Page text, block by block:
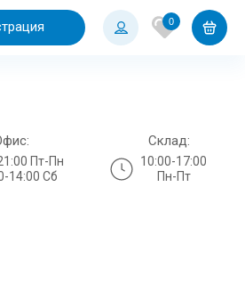
0
Пт-Пн
14:00 Сб
Склад:
10:00-17:00
Пн-Пт